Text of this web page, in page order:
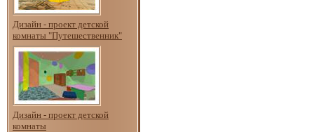
Дизайн - проект детской
комнаты "Путешественник"
Дизайн - проект детской
комнаты